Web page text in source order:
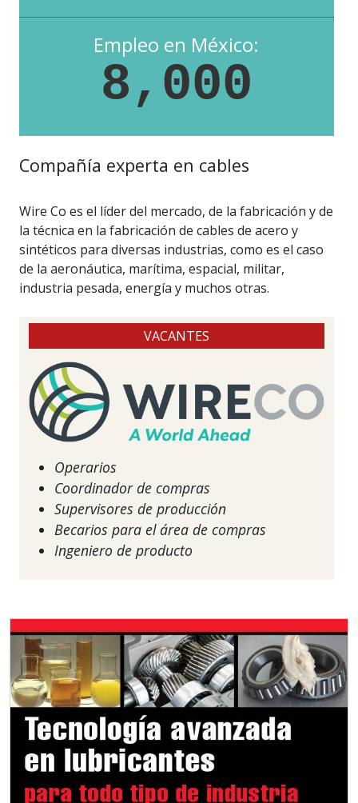
Empleo en México:
8,000
Compañía experta en cables
Wire Co es el líder del mercado, de la fabricación y de
la técnica en la fabricación de cables de acero y
sintéticos para diversas industrias, como es el caso
de la aeronáutica, marítima, espacial, militar,
industria pesada, energía y muchos otras.
VACANTES
Operarios
Coordinador de compras
Supervisores de producción
Becarios para el área de compras
Ingeniero de producto